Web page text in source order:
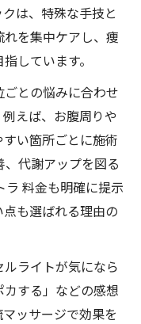
は、特殊な手技と
を集中ケアし、痩
しています。
との悩みに合わせ
えば、お腹周りや
い箇所ごとに施術
代謝アップを図る
ラ 料金も明確に提示
も選ばれる理由の
ライトが気になら
する」などの感想
ッサージで効果を